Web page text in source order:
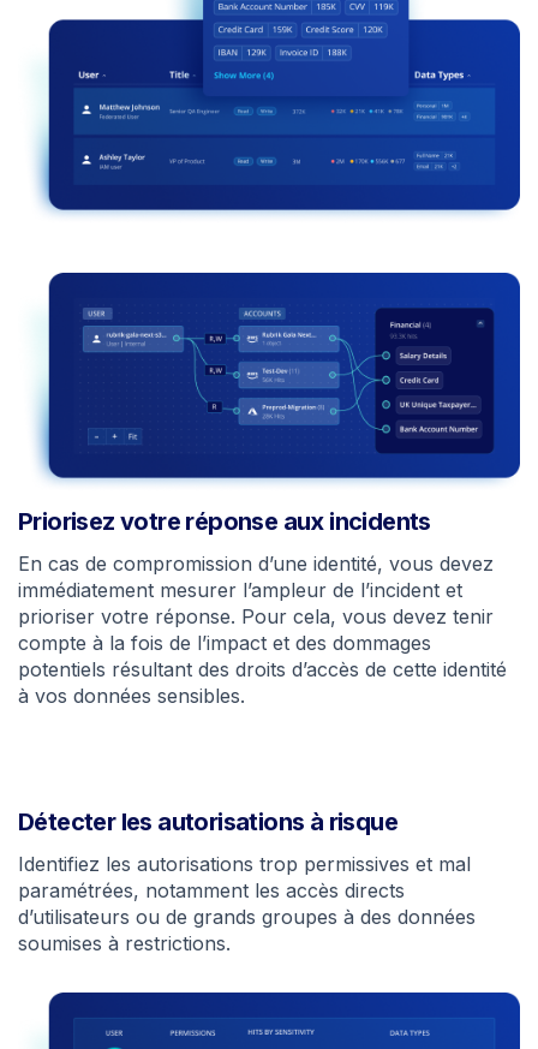
Priorisez votre réponse aux incidents
En cas de compromission d’une identité, vous devez
immédiatement mesurer l’ampleur de l’incident et
prioriser votre réponse. Pour cela, vous devez tenir
compte à la fois de l’impact et des dommages
potentiels résultant des droits d’accès de cette identité
à vos données sensibles.
Détecter les autorisations à risque
Identifiez les autorisations trop permissives et mal
paramétrées, notamment les accès directs
d’utilisateurs ou de grands groupes à des données
soumises à restrictions.